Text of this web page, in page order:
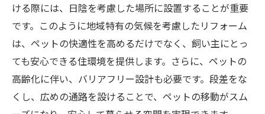
ける際には、日陰を考慮した場所に設置することが重要
です。このように地域特有の気候を考慮したリフォーム
は、ペットの快適性を高めるだけでなく、飼い主にとっ
ても安心できる住環境を提供します。さらに、ペットの
高齢化に伴い、バリアフリー設計も必要です。段差をな
くし、広めの通路を設けることで、ペットの移動がスム